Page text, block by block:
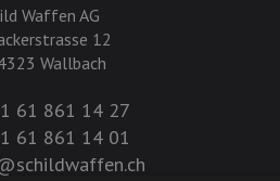
Waffen AG
12
Wallbach
61 861 14 27
61 861 14 01